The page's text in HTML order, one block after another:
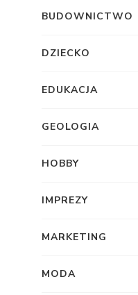
BUDOWNICTWO
DZIECKO
EDUKACJA
GEOLOGIA
HOBBY
IMPREZY
MARKETING
MODA